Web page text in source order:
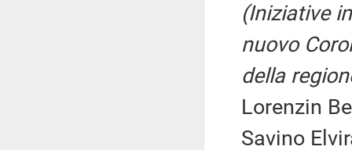
(Iniziative
nuovo
della
Lorenzin
Savino